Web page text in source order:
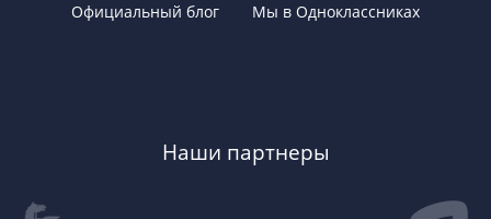
Официальный блог Мы в Одноклассниках
Наши партнеры